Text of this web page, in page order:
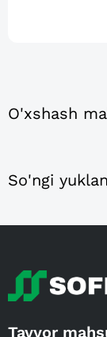
O'xshash
So'ngi
Tayyor